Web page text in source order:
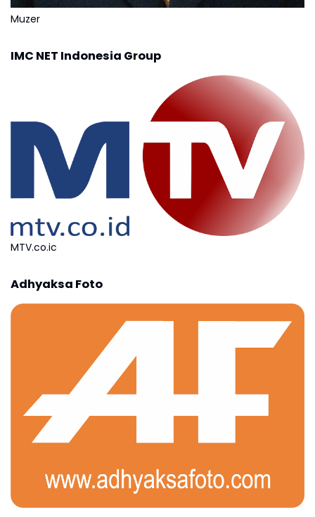
Muzer
IMC NET Indonesia Group
MTV.co.ic
Adhyaksa Foto